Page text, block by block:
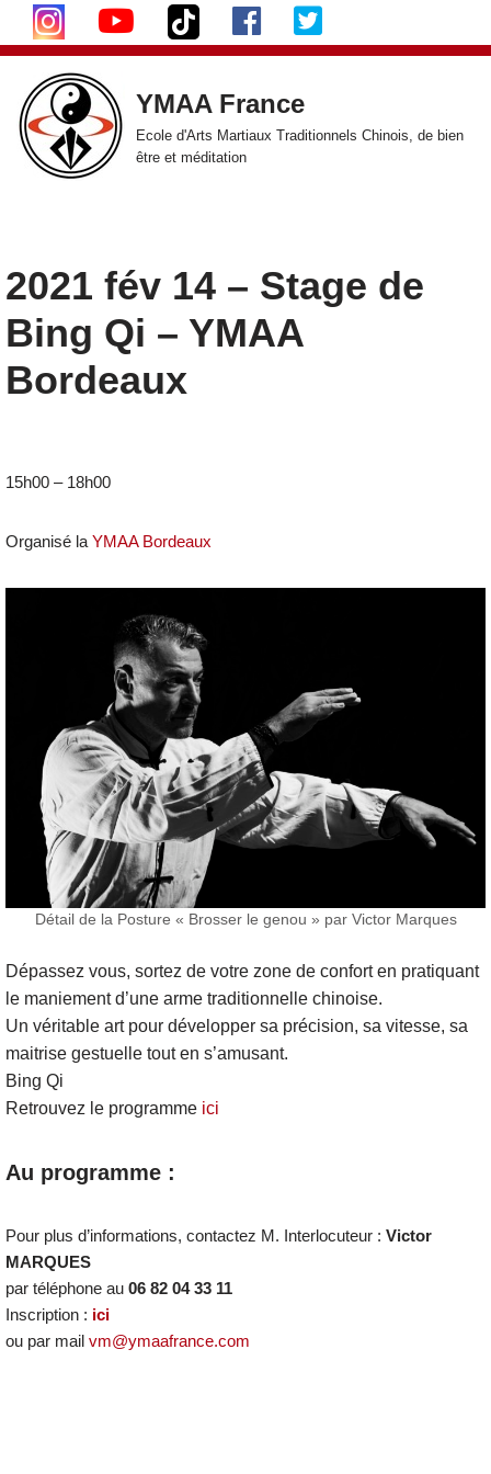
Aller
au
contenu
YMAA France
Ecole d'Arts Martiaux Traditionnels Chinois, de bien
être et méditation
2021 fév 14 – Stage de
Bing Qi – YMAA
Bordeaux
15h00 – 18h00
Organisé la YMAA Bordeaux
Détail de la Posture « Brosser le genou » par Victor Marques
Dépassez vous, sortez de votre zone de confort en pratiquant
le maniement d’une arme traditionnelle chinoise.
Un véritable art pour développer sa précision, sa vitesse, sa
maitrise gestuelle tout en s’amusant.
Bing Qi
Retrouvez le programme ici
Au programme :
Pour plus d’informations, contactez M. Interlocuteur : Victor
MARQUES
par téléphone au 06 82 04 33 11
Inscription : ici
ou par mail vm@ymaafrance.com